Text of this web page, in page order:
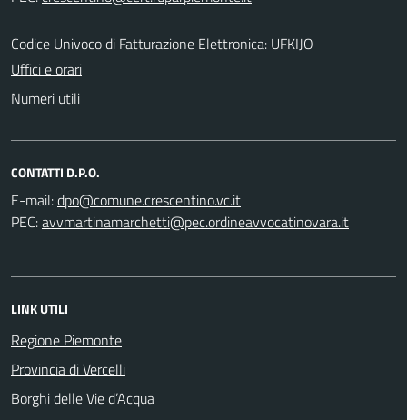
Codice Univoco di Fatturazione Elettronica: UFKIJO
Uffici e orari
Numeri utili
CONTATTI D.P.O.
E-mail:
PEC:
LINK UTILI
Regione Piemonte
Provincia di Vercelli
Borghi delle Vie d’Acqua